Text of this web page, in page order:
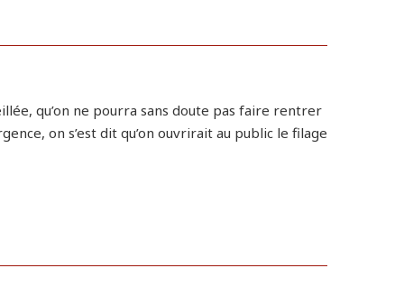
qu’on ne pourra sans doute pas faire rentrer
on s’est dit qu’on ouvrirait au public le filage